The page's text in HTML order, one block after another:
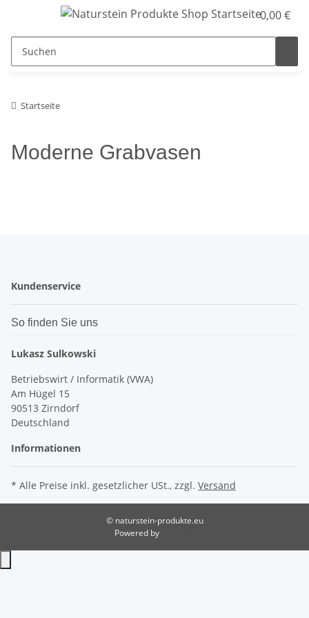
0,00 €
Startseite
Moderne Grabvasen
Kundenservice
So finden Sie uns
Lukasz Sulkowski
Betriebswirt / Informatik (VWA)
Am Hügel 15
90513 Zirndorf
Deutschland
Informationen
* Alle Preise inkl. gesetzlicher USt., zzgl. Versand
© naturstein-produkte.eu
Powered by